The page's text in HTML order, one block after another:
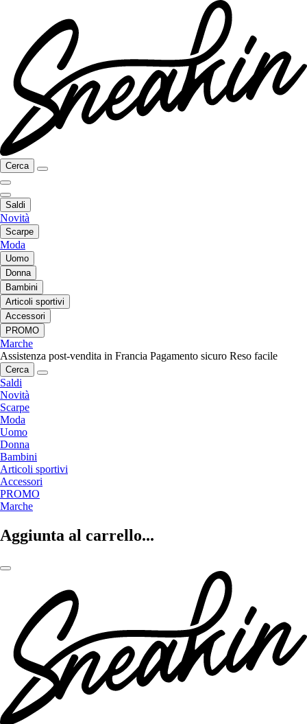
Cerca
Saldi
Novità
Scarpe
Moda
Uomo
Donna
Bambini
Articoli sportivi
Accessori
PROMO
Marche
Assistenza post-vendita in Francia Pagamento sicuro Reso facile
Cerca
Saldi
Novità
Scarpe
Moda
Uomo
Donna
Bambini
Articoli sportivi
Accessori
PROMO
Marche
Aggiunta al carrello...